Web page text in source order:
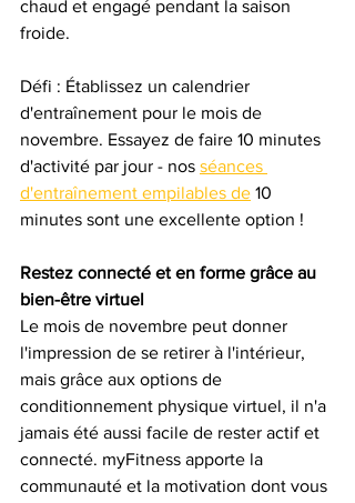
chaud et engagé pendant la saison
froide.
Défi : Établissez un calendrier
d'entraînement pour le mois de
novembre. Essayez de faire 10 minutes
d'activité par jour - nos séances
d'entraînement empilables de 10
minutes sont une excellente option !
Restez connecté et en forme grâce au
bien-être virtuel
Le mois de novembre peut donner
l'impression de se retirer à l'intérieur,
mais grâce aux options de
conditionnement physique virtuel, il n'a
jamais été aussi facile de rester actif et
connecté. myFitness apporte la
communauté et la motivation dont vous